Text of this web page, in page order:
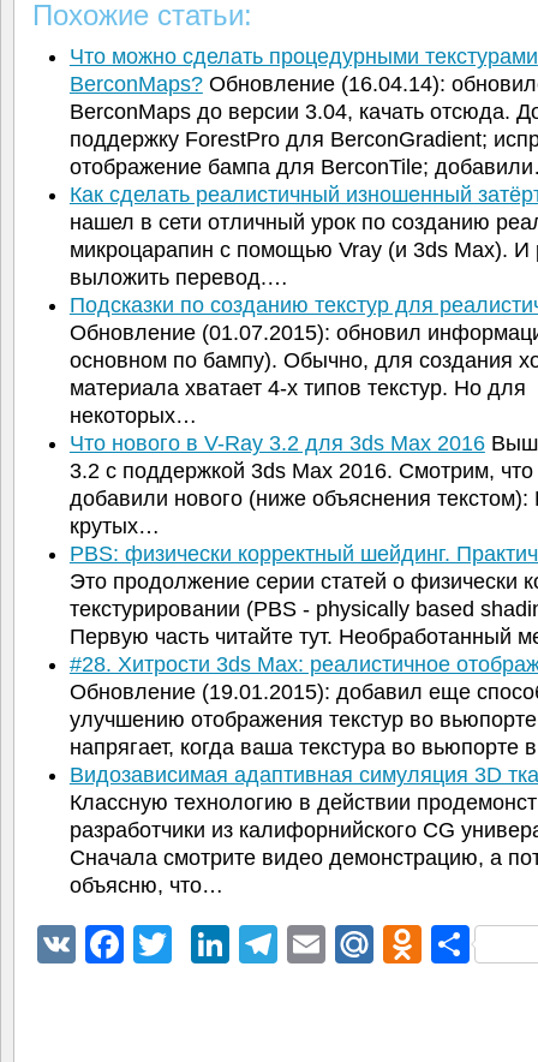
Похожие статьи:
Что можно сделать процедурными текстурами
BerconMaps?Обновление (16.04.14):
BerconMaps до версии 3.04, качать отсюда.
поддержку ForestPro для BerconGradient;
отображение бампа для BerconTile;
Как сделать реалистичный изношенный
нашел в сети отличный урок по созданию
микроцарапин с помощью Vray (и 3ds Max).
выложить перевод.…
Подсказки по созданию текстур для
Обновление (01.07.2015): обновил
основном по бампу). Обычно, для создания
материала хватает 4-х типов текстур. Но для
некоторых…
Что нового в V-Ray 3.2 для 3ds Max 2016
3.2 с поддержкой 3ds Max 2016. Смотрим, что
добавили нового (ниже объяснения
крутых…
PBS: физически корректный шейдинг.
Это продолжение серии статей о физически
текстурировании (PBS - physically based
Первую часть читайте тут. Необработанный
#28. Хитрости 3ds Max: реалистичное
Обновление (19.01.2015): добавил еще
улучшению отображения текстур во
напрягает, когда ваша текстура во вьюпорте
Видозависимая адаптивная симуляция 3D
Классную технологию в действии
разработчики из калифорнийского CG
Сначала смотрите видео демонстрацию, а
объясню, что…
VK Facebook
TwitterLinkedIn
Telegram
EmailMail.Ru